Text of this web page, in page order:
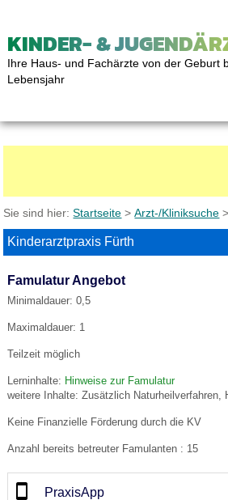
KINDER- &
Ihre Haus- und Fachärzte von der Geburt
Lebensjahr
Sie sind hier:Startseite >Arzt-/Kliniksuche
Kinderarztpraxis Fürth
Famulatur Angebot
Minimaldauer: 0,5
Maximaldauer: 1
Teilzeit möglich
Lerninhalte: Hinweise zur Famulatur
weitere Inhalte: Zusätzlich Naturheilverfahren,
Keine Finanzielle Förderung durch die KV
Anzahl bereits betreuter Famulanten : 15
PraxisApp